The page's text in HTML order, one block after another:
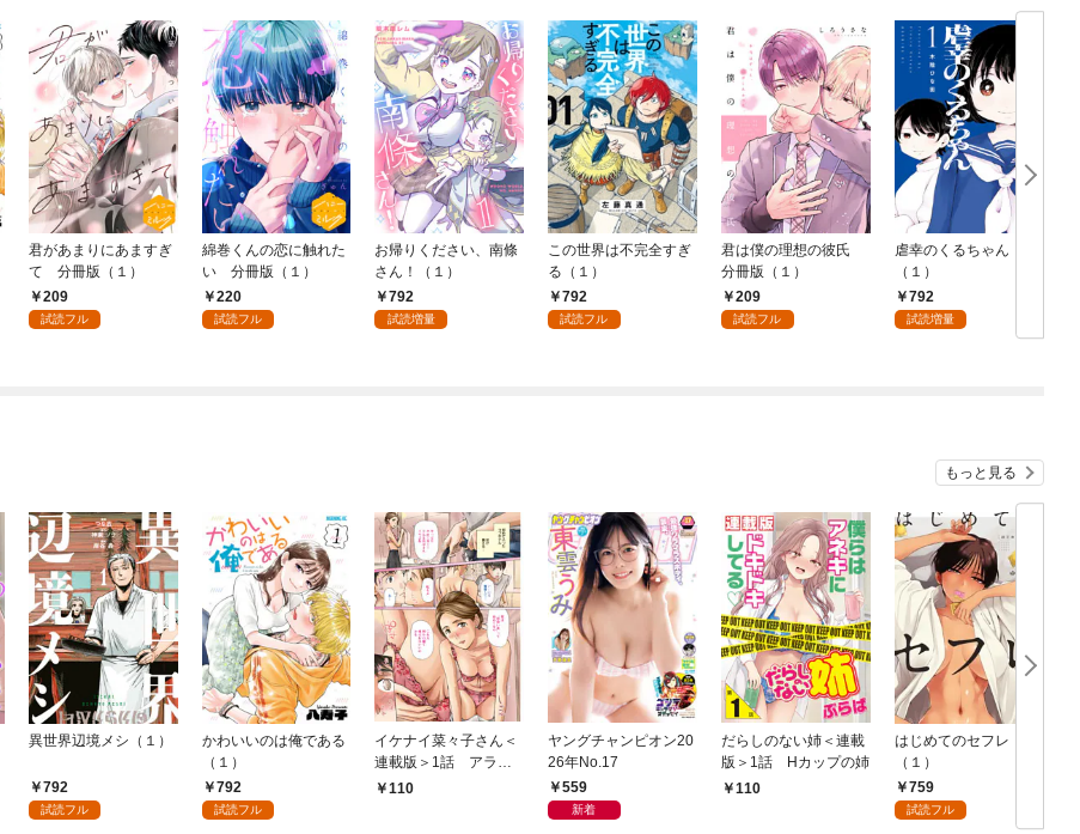
君があまりにあますぎ
て 分冊版（１）
209
試読フル
綿巻くんの恋に触れた
い 分冊版（１）
220
試読フル
お帰りください、南條
さん！（１）
792
試読増量
この世界は不完全すぎ
る（１）
792
試読フル
君は僕の理想の彼氏
分冊版（１）
209
試読フル
虐幸のくるちゃん
（１）
792
試読増量
もっと見る
異世界辺境メシ（１）
792
試読フル
かわいいのは俺である
（１）
792
試読フル
イケナイ菜々子さん＜
連載版＞1話 アラフ
ォー女神と初体験
110
ヤングチャンピオン20
26年No.17
559
新着
だらしのない姉＜連載
版＞1話 Hカップの姉
110
はじめてのセフレ
（１）
759
試読フル